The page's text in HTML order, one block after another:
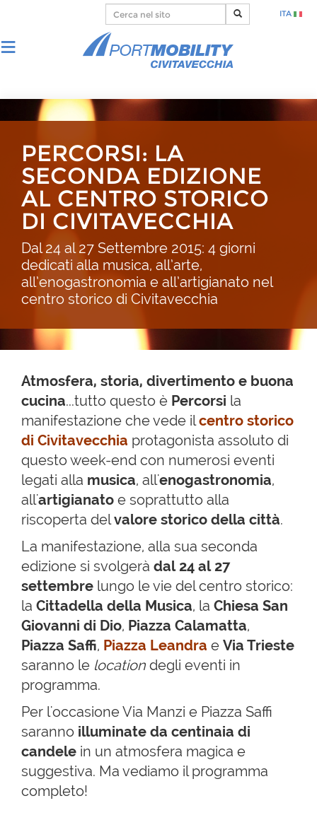
ITA
PERCORSI: LA
SECONDA EDIZIONE
AL CENTRO STORICO
DI CIVITAVECCHIA
Dal 24 al 27 Settembre 2015: 4 giorni
dedicati alla musica, all’arte,
all’enogastronomia e all’artigianato nel
centro storico di Civitavecchia
Atmosfera, storia, divertimento e buona
cucina...tutto questo è Percorsi la
manifestazione che vede ilcentro storico
di Civitavecchia protagonista assoluto di
questo week-end con numerosi eventi
legati alla musica, all'enogastronomia,
all'artigianato e soprattutto alla
riscoperta delvalore storico della città.
La manifestazione, alla sua seconda
edizione si svolgerà dal 24 al 27
settembre lungo le vie del centro storico:
la Cittadella della Musica, la Chiesa San
Giovanni di Dio, Piazza Calamatta,
Piazza Saffi, Piazza Leandra e Via Trieste
saranno le location degli eventi in
programma.
Per l'occasione Via Manzi e Piazza Saffi
saranno illuminate da centinaia di
candele in un atmosfera magica e
suggestiva. Ma vediamo il programma
completo!